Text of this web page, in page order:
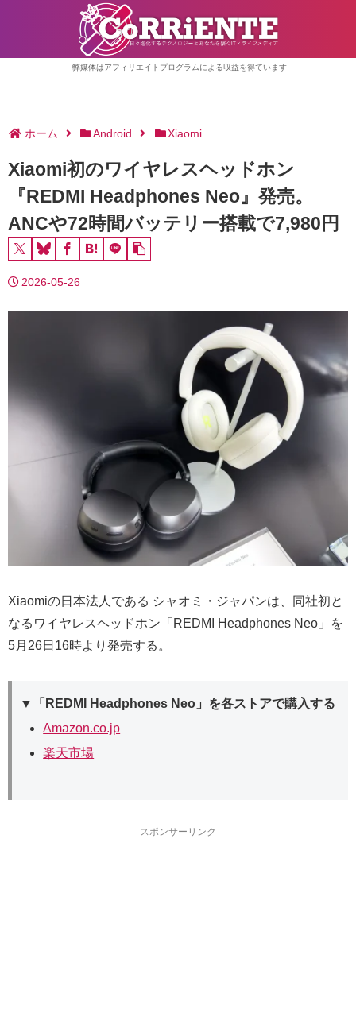
弊媒体はアフィリエイトプログラムによる収益を得ています
ホーム Android Xiaomi
Xiaomi初のワイヤレスヘッドホン
『REDMI Headphones Neo』発売。
ANCや72時間バッテリー搭載で7,980円
2026-05-26
Xiaomiの日本法人である シャオミ・ジャパンは、同社初と
なるワイヤレスヘッドホン「REDMI Headphones Neo」を
5月26日16時より発売する。
▼「REDMI Headphones Neo」を各ストアで購入する
Amazon.co.jp
楽天市場
スポンサーリンク